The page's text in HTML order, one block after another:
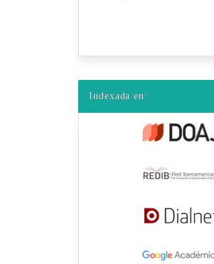
Indexada en: